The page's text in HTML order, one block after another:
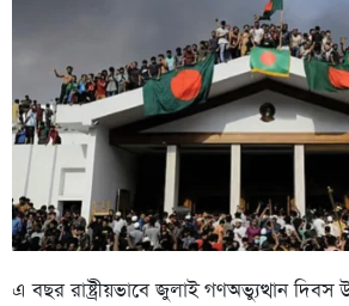
এ বছর রাষ্ট্রীয়ভাবে জুলাই গণঅভ্যুত্থান দিবস